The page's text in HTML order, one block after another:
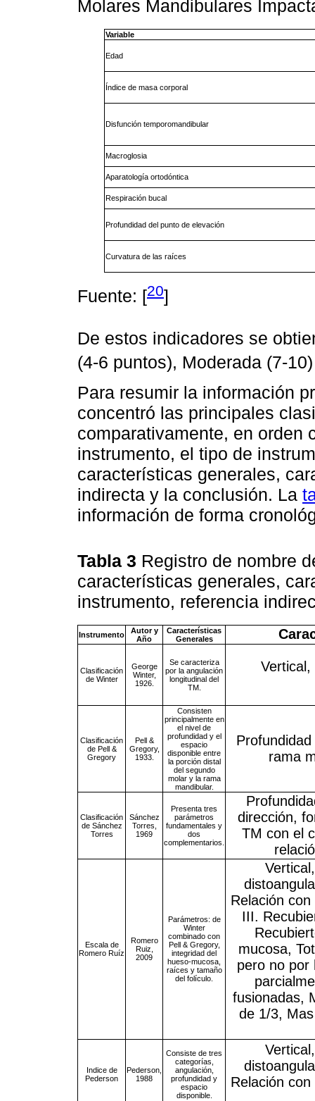
Molares Mandibulares
Variable
Edad
Índice de masa corporal
Disfunción temporomandibular
Macroglosia
Aparatología ortodóntica
Respiración bucal
Profundidad del punto de elevación
Curvatura de las raíces
Fuente: [20]
De estos indicadores se
(4-6 puntos), Moderada (7-
Para resumir la información
concentró las principales
comparativamente, en orden
instrumento, el tipo de
características generales,
indirecta y la conclusión. La
información de forma
Tabla 3 Registro de nombre
características generales,
instrumento, referencia
Instrumento
Autor y
Año
Características
Generales
Clasificación
de Winter
George
Winter,
1926.
Se caracteriza
por la angulación
longitudinal del
TM.
Vertical,
Clasificación
de Pell &
Gregory
Pell &
Gregory,
1933.
Consisten
principalmente en
el nivel de
profundidad y el
espacio
disponible entre
la porción distal
del segundo
molar y la rama
mandibular.
rama
Clasificación
de Sánchez
Torres
Sánchez
Torres,
1969
Presenta tres
parámetros
fundamentales y
dos
complementarios.
dirección,
TM con el
Escala de
Romero Ruíz
Romero
Ruiz,
2009
Parámetros: de
Winter
combinado con
Pell & Gregory,
integridad del
hueso-mucosa,
raíces y tamaño
del folículo.
Relación
III.
mucosa,
pero no por
fusionadas,
de 1/3,
Indice de
Pederson
Pederson,
1988
Consiste de tres
categorías,
angulación,
profundidad y
espacio
disponible.
Relación